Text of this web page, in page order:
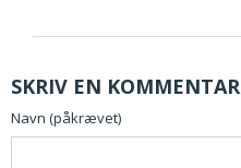
SKRIV EN KOMMENTAR
Navn (påkrævet)